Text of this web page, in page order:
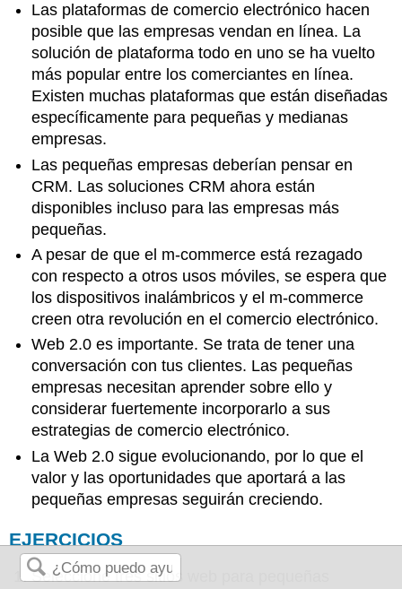
Las plataformas de comercio electrónico hacen
posible que las empresas vendan en línea. La
solución de plataforma todo en uno se ha vuelto
más popular entre los comerciantes en línea.
Existen muchas plataformas que están diseñadas
específicamente para pequeñas y medianas
empresas.
Las pequeñas empresas deberían pensar en
CRM. Las soluciones CRM ahora están
disponibles incluso para las empresas más
pequeñas.
A pesar de que el m-commerce está rezagado
con respecto a otros usos móviles, se espera que
los dispositivos inalámbricos y el m-commerce
creen otra revolución en el comercio electrónico.
Web 2.0 es importante. Se trata de tener una
conversación con tus clientes. Las pequeñas
empresas necesitan aprender sobre ello y
considerar fuertemente incorporarlo a sus
estrategias de comercio electrónico.
La Web 2.0 sigue evolucionando, por lo que el
valor y las oportunidades que aportará a las
pequeñas empresas seguirán creciendo.
EJERCICIOS
Seleccione tres sitios web para pequeñas